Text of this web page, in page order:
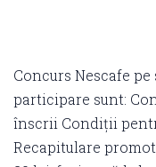
Concurs Nescafe
participare sunt:
înscrii Condiții
Recapitulare